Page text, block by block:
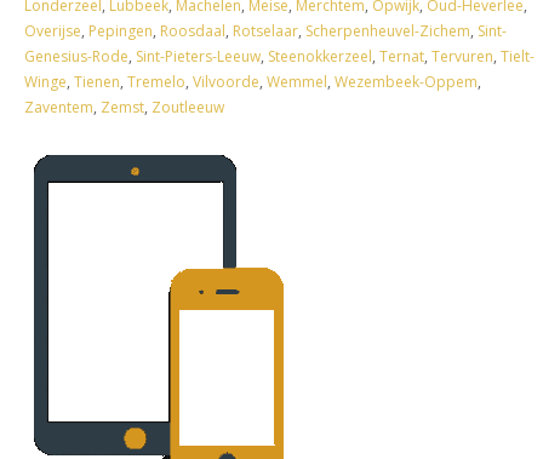
Londerzeel, Lubbeek, Machelen, Meise, Merchtem, Opwijk, Oud-Heverlee,
Overijse, Pepingen, Roosdaal, Rotselaar, Scherpenheuvel-Zichem, Sint-
Genesius-Rode, Sint-Pieters-Leeuw, Steenokkerzeel, Ternat, Tervuren, Tielt-
Winge, Tienen, Tremelo, Vilvoorde, Wemmel, Wezembeek-Oppem,
Zaventem, Zemst, Zoutleeuw